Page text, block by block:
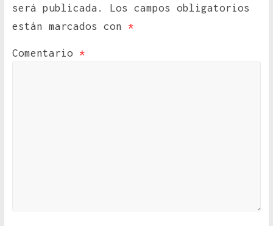
será publicada.
Los campos obligatorios
están marcados con *
Comentario *